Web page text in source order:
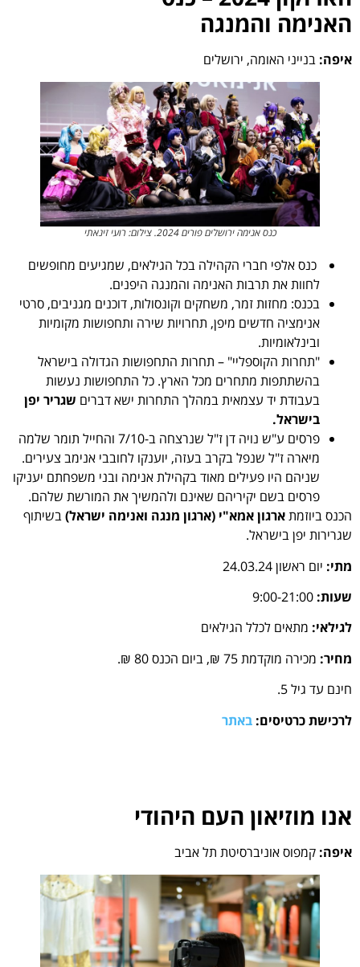
האנימה והמנגה
איפה: בנייני האומה, ירושלים
כנס אנימה ירושלים פורים 2024. צילום: רועי זינאתי
כנס אלפי חברי הקהילה בכל הגילאים, שמגיעים מחופשים
לחוות את תרבות האנימה והמנגה היפנים.
בכנס: מחזות זמר, משחקים וקונסולות, דוכנים מגניבים, סרטי
אנימציה חדשים מיפן, תחרויות שירה ותחפושות מקומיות
ובינלאומיות.
"תחרות הקוספליי" – תחרות התחפושות הגדולה בישראל
בהשתתפות מתחרים מכל הארץ. כל התחפושות נעשות
בעבודת יד עצמאית במהלך התחרות ישא דברים שגריר יפן
בישראל.
פרסים ע"ש נויה דן ז"ל שנרצחה ב-7/10 והחייל תומר שלמה
מיארה ז"ל שנפל בקרב בעזה, יוענקו לחובבי אנימב צעירים.
שניהם היו פעילים מאוד בקהילת אנימה ובני משפחתם יעניקו
פרסים בשם יקיריהם שאינם ולהמשיך את המורשת שלהם.
הכנס ביוזמתארגון אמא"י (ארגון מנגה ואנימה ישראל)בשיתוף
שגרירות יפן בישראל.
מתי: יום ראשון 24.03.24
שעות:
לגילאי: מתאים לכלל הגילאים
מחיר: מכירה מוקדמת 75 ₪, ביום הכנס 80 ₪.
חינם עד גיל 5.
לרכישת כרטיסים: באתר
אנו מוזיאון העם היהודי
איפה: קמפוס אוניברסיטת תל אביב